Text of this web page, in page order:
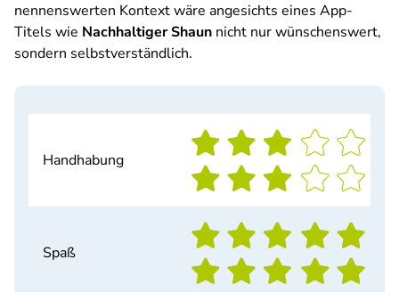
nennenswerten Kontext wäre angesichts eines App-
Titels wie Nachhaltiger Shaun nicht nur wünschenswert,
sondern selbstverständlich.
Handhabung
Spaß